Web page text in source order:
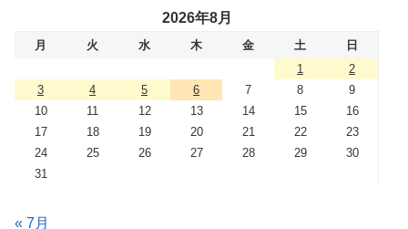
2026年8月
月 火 水 木 金 土
日
1
2
3
4 5 6 7 8
9
10
11 12 13 14 15
16
17
18 19 20 21 22
23
24
25 26 27 28 29
30
31
« 7月